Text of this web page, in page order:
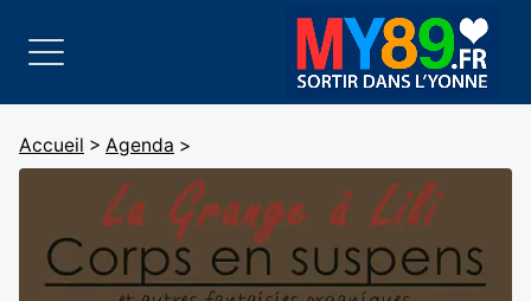
Accueil > Agenda >